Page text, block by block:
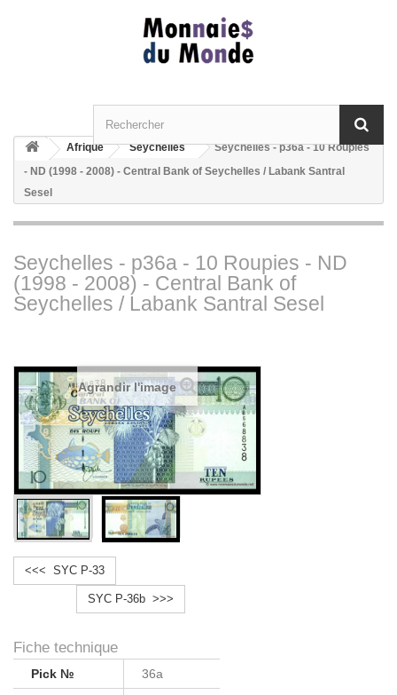
Afrique Seychelles
Seychelles - p36a - 10 Roupies
- ND (1998 - 2008) - Central Bank of Seychelles / Labank Santral
Sesel
Seychelles - p36a - 10 Roupies - ND
(1998 - 2008) - Central Bank of
Seychelles / Labank Santral Sesel
Agrandir l'image
<<< SYC P-33
SYC P-36b >>>
Fiche technique
Pick № 36a